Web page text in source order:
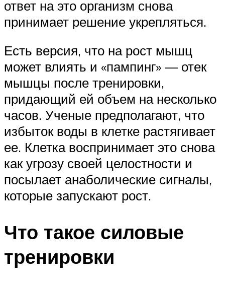
ответ на это организм снова
принимает решение укрепляться.
Есть версия, что на рост мышц
может влиять и «пампинг» — отек
мышцы после тренировки,
придающий ей объем на несколько
часов. Ученые предполагают, что
избыток воды в клетке растягивает
ее. Клетка воспринимает это снова
как угрозу своей целостности и
посылает анаболические сигналы,
которые запускают рост.
Что такое силовые
тренировки